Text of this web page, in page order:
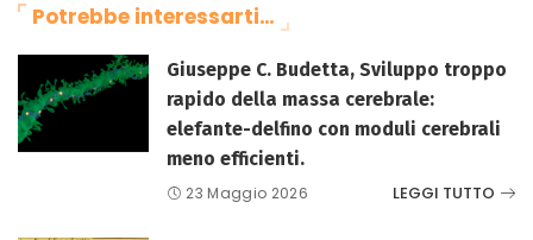
Potrebbe interessarti…
Giuseppe C. Budetta, Sviluppo troppo
rapido della massa cerebrale:
elefante-delfino con moduli cerebrali
meno efficienti.
23 Maggio 2026 LEGGI TUTTO